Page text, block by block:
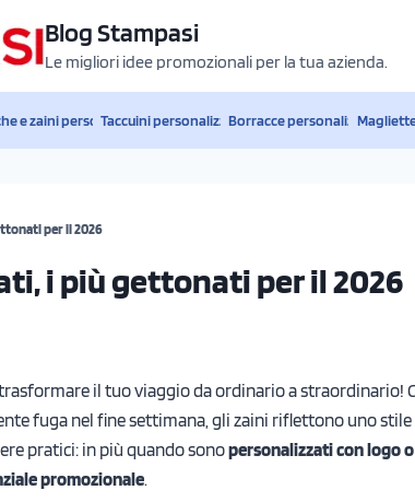
Blog Stampasi
Le migliori idee promozionali per la tua azienda.
e zaini personalizzatiTaccuini personalizzatiBorracce personalizzate
per il 2026
i più gettonati per il 2026
il tuo viaggio da ordinario a straordinario!
fuga nel fine settimana, gli zaini riflettono uno
pratici: in più quando sonopersonalizzati con logo
promozionale.